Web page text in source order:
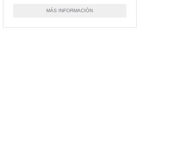
MÁS INFORMACIÓN